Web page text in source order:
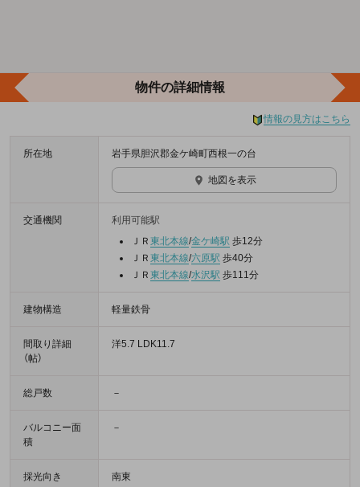
物件の詳細情報
情報の見方はこちら
所在地 岩手県胆沢郡金ケ崎町西根一の台
地図を表示
交通機関
利用可能駅
ＪＲ 東北本線/金ケ崎駅 歩12分
ＪＲ 東北本線/六原駅 歩40分
ＪＲ 東北本線/水沢駅 歩111分
建物構造 軽量鉄骨
間取り詳細
（帖）
洋5.7 LDK11.7
総戸数 －
バルコニー面
積
－
採光向き 南東